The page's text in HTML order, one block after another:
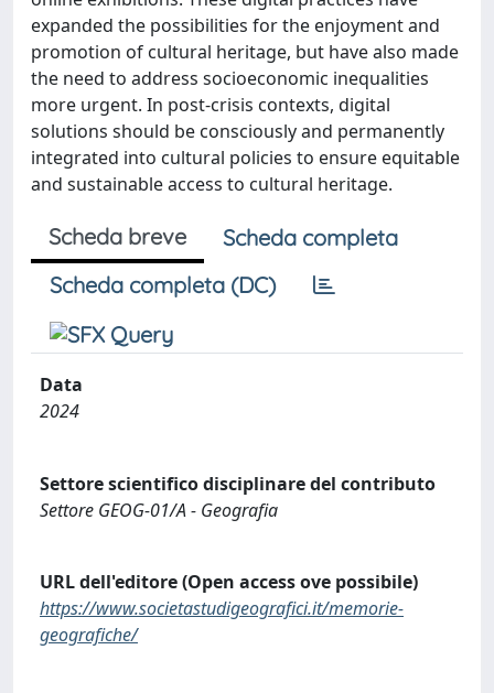
expanded the possibilities for the enjoyment and
promotion of cultural heritage, but have also made
the need to address socioeconomic inequalities
more urgent. In post-crisis contexts, digital
solutions should be consciously and permanently
integrated into cultural policies to ensure equitable
and sustainable access to cultural heritage.
Scheda breve
Scheda completa
Scheda completa (DC)
Data
2024
Settore scientifico disciplinare del contributo
Settore GEOG-01/A - Geografia
URL dell'editore (Open access ove possibile)
https://www.societastudigeografici.it/memorie-
geografiche/